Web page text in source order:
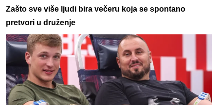
Zašto sve više ljudi bira večeru koja se spontano
pretvori u druženje